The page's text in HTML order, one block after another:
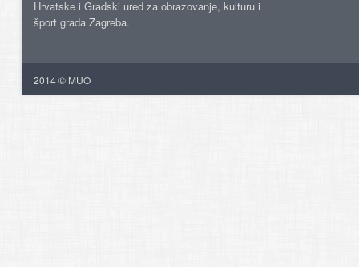
Hrvatske i Gradski ured za obrazovanje, kulturu i
šport grada Zagreba.
2014 © MUO